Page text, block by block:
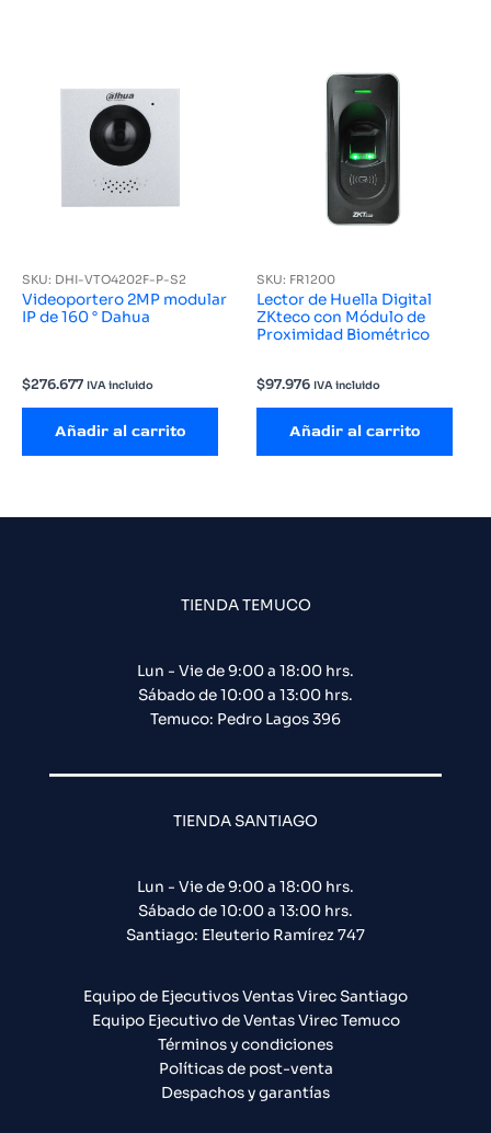
SKU: DHI-VTO4202F-P-S2
Videoportero 2MP modular
IP de 160 ° Dahua
$276.677 IVA incluido
Añadir al carrito
SKU: FR1200
Lector de Huella Digital
ZKteco con Módulo de
Proximidad Biométrico
$97.976 IVA incluido
Añadir al carrito
TIENDA TEMUCO
Lun - Vie de 9:00 a 18:00 hrs.
Sábado de 10:00 a 13:00 hrs.
Temuco: Pedro Lagos 396
TIENDA SANTIAGO
Lun - Vie de 9:00 a 18:00 hrs.
Sábado de 10:00 a 13:00 hrs.
Santiago: Eleuterio Ramírez 747​
Equipo de Ejecutivos Ventas Virec Santiago
Equipo Ejecutivo de Ventas Virec Temuco
Términos y condiciones
Políticas de post-venta
Despachos y garantías